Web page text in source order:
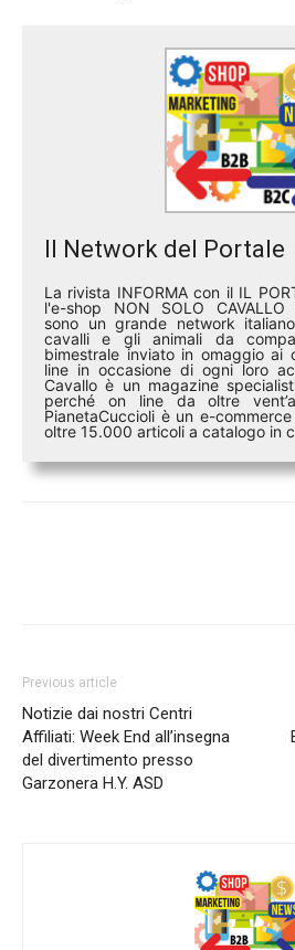
Il Network del Portale
La rivista INFORMA con il IL
l'e-shop NON SOLO CAVALLO
sono un grande network
cavalli e gli animali da
bimestrale inviato in omaggio ai
line in occasione di ogni loro
Cavallo è un magazine
perché on line da oltre
PianetaCuccioli è un e-
oltre 15.000 articoli a catalogo in
Previous article
Notizie dai nostri Centri
Affiliati: Week End all’insegna
del divertimento presso
Garzonera H.Y. ASD